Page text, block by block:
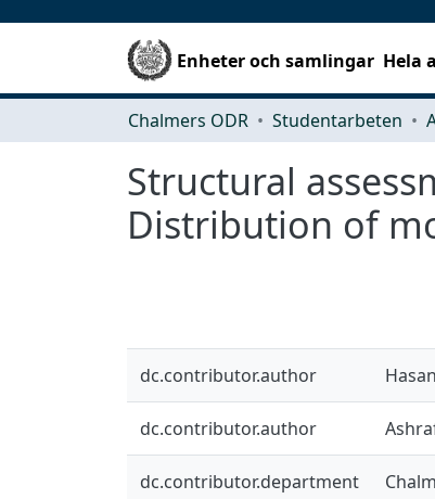
Enheter och samlingar Hela
Chalmers ODR Studentarbeten
Structural
Distribution of
dc.contributor.author
dc.contributor.author
dc.contributor.department